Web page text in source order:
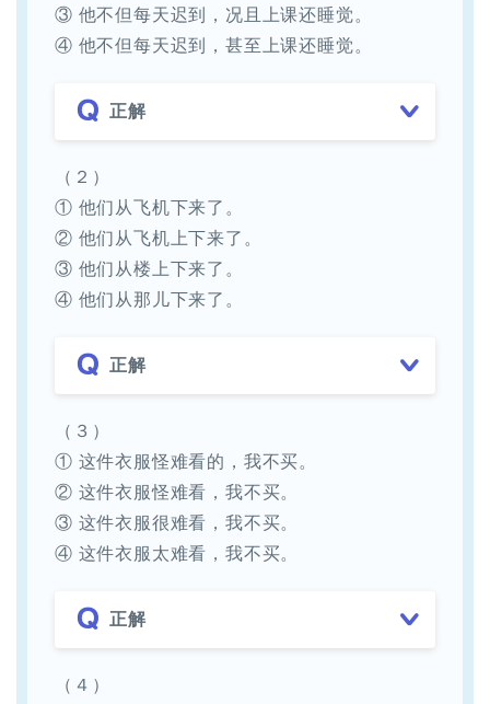
③ 他不但每天迟到，况且上课还睡觉。
④ 他不但每天迟到，甚至上课还睡觉。
正解
（２）
① 他们从飞机下来了。
② 他们从飞机上下来了。
③ 他们从楼上下来了。
④ 他们从那儿下来了。
正解
（３）
① 这件衣服怪难看的，我不买。
② 这件衣服怪难看，我不买。
③ 这件衣服很难看，我不买。
④ 这件衣服太难看，我不买。
正解
（４）